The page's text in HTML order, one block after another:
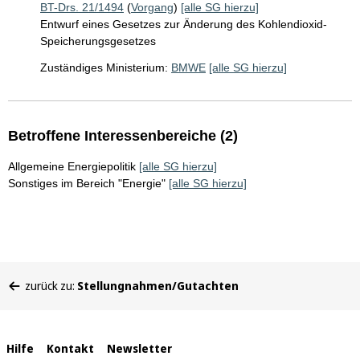
BT-Drs. 21/1494 (Vorgang) [alle SG hierzu]
Entwurf eines Gesetzes zur Änderung des Kohlendioxid-
Speicherungsgesetzes
Zuständiges Ministerium: BMWE [alle SG hierzu]
Betroffene Interessenbereiche (2)
Allgemeine Energiepolitik [alle SG hierzu]
Sonstiges im Bereich "Energie" [alle SG hierzu]
befinden
zurück zu: Stellungnahmen/Gutachten
Interne
Hilfe Kontakt Newsletter